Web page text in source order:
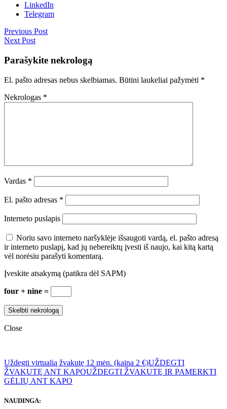
LinkedIn
Telegram
Previous Post
Next Post
Parašykite nekrologą
El. pašto adresas nebus skelbiamas. Būtini laukeliai pažymėti *
Nekrologas *
Vardas *
El. pašto adresas *
Interneto puslapis
Noriu savo interneto naršyklėje išsaugoti vardą, el. pašto adresą
ir interneto puslapį, kad jų nebereiktų įvesti iš naujo, kai kitą kartą
vėl norėsiu parašyti komentarą.
Įveskite atsakymą (patikra dėl SAPM)
four + nine =
Close
Uždegti virtualią žvakutę 12 mėn. (kaina 2 €)UŽDEGTI
ŽVAKUTĘ ANT KAPOUŽDEGTI ŽVAKUTĘ IR PAMERKTI
GĖLIŲ ANT KAPO
NAUDINGA: